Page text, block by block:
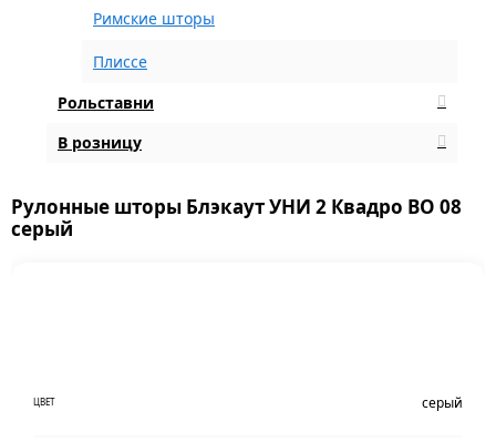
Римские шторы
Плиссе
Рольставни
В розницу
Рулонные шторы Блэкаут УНИ 2 Квадро BO 08
серый
ЦВЕТ серый